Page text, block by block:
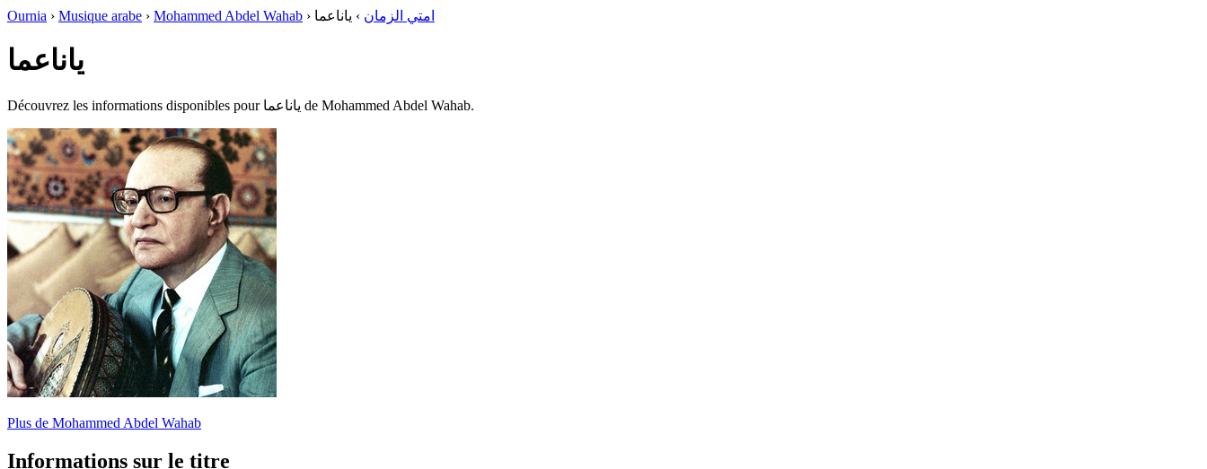
Ournia › Musique arabe › Mohammed Abdel Wahab › امتي الزمان › ياناعما
ياناعما
Découvrez les informations disponibles pour ياناعما de Mohammed Abdel Wahab.
Plus de Mohammed Abdel Wahab
Informations sur le titre